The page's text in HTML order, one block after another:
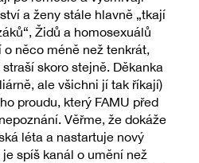
a ženy stále hlavně „tkají
Židů a homosexuálů
něco méně než tenkrát,
skoro stejně. Děkanka
ale všichni jí tak říkají)
proudu, který FAMU před
Věřme, že dokáže
léta a nastartuje nový
je spíš kanál o umění než